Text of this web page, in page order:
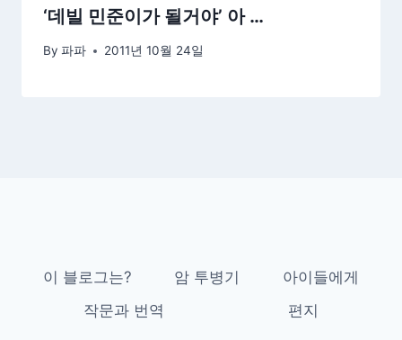
‘데빌 민준이가 될거야’ 아 …
By 파파 2011년 10월 24일
이 블로그는? 암 투병기
아이들에게
작문과 번역
편지